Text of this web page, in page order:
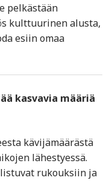
pelkästään
kulttuurinen alusta,
esiin omaa
kasvavia määriä
kävijämäärästä
lähestyessä.
rukouksiin ja